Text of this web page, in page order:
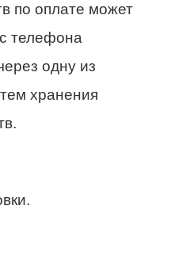
по оплате может
телефона
одну из
хранения